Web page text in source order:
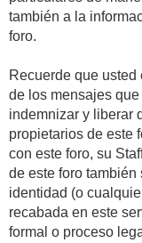
también a la
foro.
Recuerde que
de los mensajes
indemnizar y liberar
propietarios de este
con este foro, su
de este foro
identidad (o
recabada en este
formal o proceso